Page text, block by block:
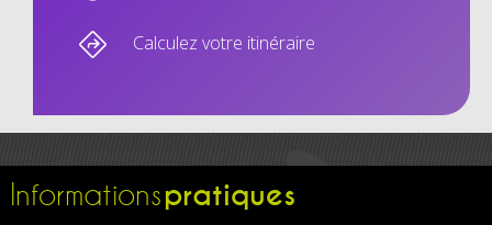
Calculez votre itinéraire
Informationspratiques